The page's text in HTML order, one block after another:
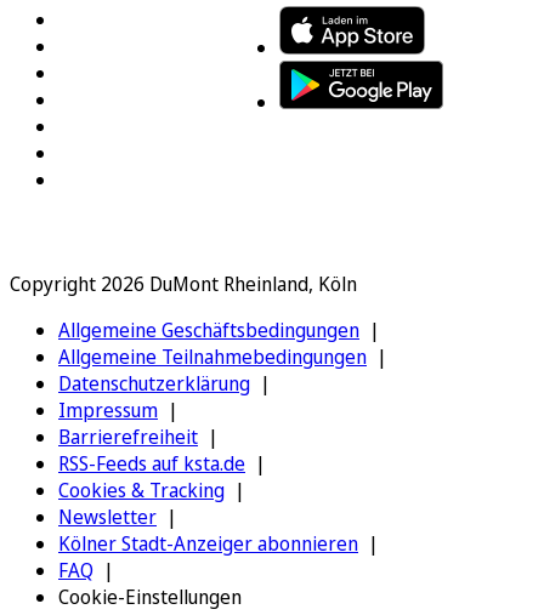
Copyright 2026 DuMont Rheinland, Köln
Allgemeine Geschäftsbedingungen
Allgemeine Teilnahmebedingungen
Datenschutzerklärung
Impressum
Barrierefreiheit
RSS-Feeds auf ksta.de
Cookies & Tracking
Newsletter
Kölner Stadt-Anzeiger abonnieren
FAQ
Cookie-Einstellungen